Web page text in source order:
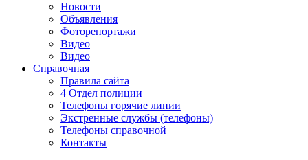
Новости
Объявления
Фоторепортажи
Видео
Видео
Справочная
Правила сайта
4 Отдел полиции
Телефоны горячие линии
Экстренные службы (телефоны)
Телефоны справочной
Контакты